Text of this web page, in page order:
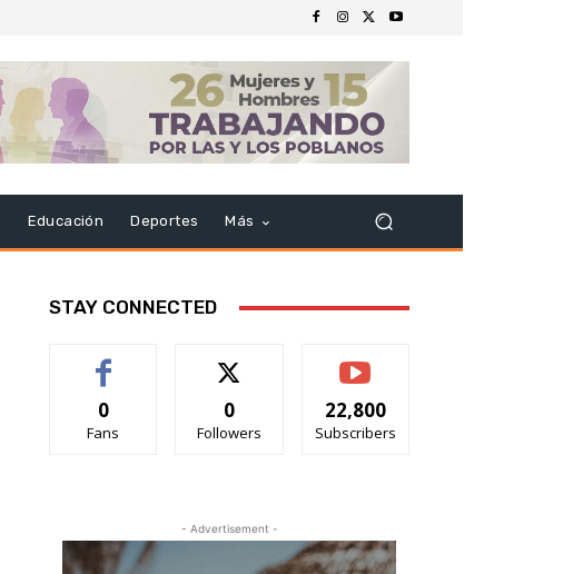
Educación Deportes Más
STAY CONNECTED
0
Fans
0
Followers
22,800
Subscribers
- Advertisement -